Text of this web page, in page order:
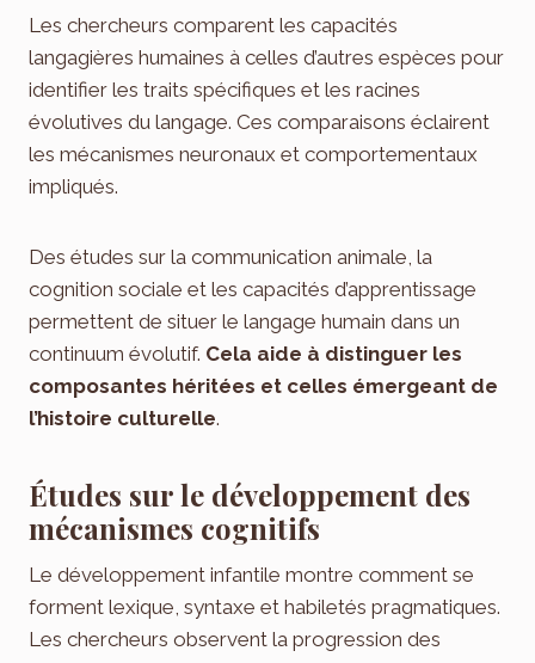
Les chercheurs comparent les capacités
langagières humaines à celles d’autres espèces pour
identifier les traits spécifiques et les racines
évolutives du langage. Ces comparaisons éclairent
les mécanismes neuronaux et comportementaux
impliqués.
Des études sur la communication animale, la
cognition sociale et les capacités d’apprentissage
permettent de situer le langage humain dans un
continuum évolutif. Cela aide à distinguer les
composantes héritées et celles émergeant de
l’histoire culturelle.
Études sur le développement des
mécanismes cognitifs
Le développement infantile montre comment se
forment lexique, syntaxe et habiletés pragmatiques.
Les chercheurs observent la progression des